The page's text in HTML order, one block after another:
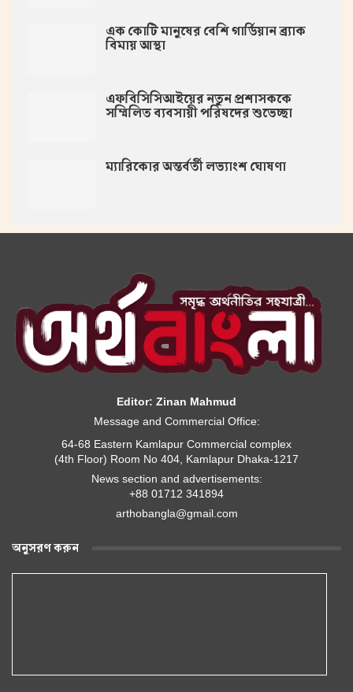
এক কোটি মানুষের বেশি গার্ডিয়ান ব্র্যাক
বিমায় আস্থা
এফবিসিসিআইয়ের নতুন প্রশাসককে
সম্মিলিত ব্যবসায়ী পরিষদের শুভেচ্ছা
ম্যারিকোর অন্তর্বর্তী লভ্যাংশ ঘোষণা
Editor: Zinan Mahmud
Message and Commercial Office:
64-68 Eastern Kamlapur Commercial complex
(4th Floor) Room No 404, Kamlapur Dhaka-1217
News section and advertisements:
+88 01712 341894
arthobangla@gmail.com
অনুসরণ করুন